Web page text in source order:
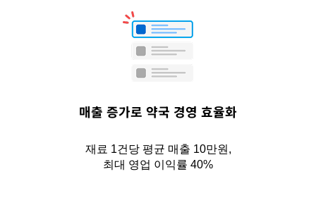
매출 증가로 약국 경영 효율화
재료 1건당 평균 매출 10만원,
최대 영업 이익률 40%